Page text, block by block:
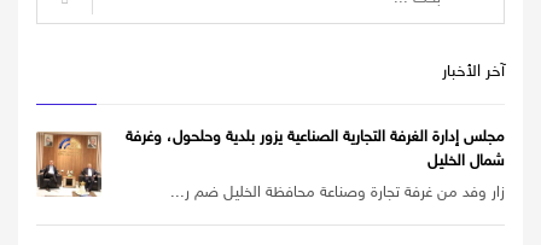
آخر الأخبار
مجلس إدارة الغرفة التجارية الصناعية يزور بلدية وحلحول، وغرفة
شمال الخليل
زار وفد من غرفة تجارة وصناعة محافظة الخليل ضم ر...